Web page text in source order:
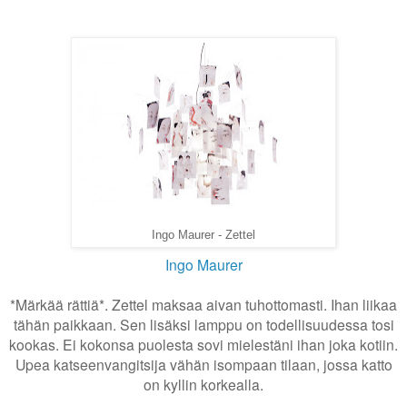
Ingo Maurer - Zettel
Ingo Maurer
*Märkää rättiä*. Zettel maksaa aivan tuhottomasti. Ihan liikaa
tähän paikkaan. Sen lisäksi lamppu on todellisuudessa tosi
kookas. Ei kokonsa puolesta sovi mielestäni ihan joka kotiin.
Upea katseenvangitsija vähän isompaan tilaan, jossa katto
on kyllin korkealla.